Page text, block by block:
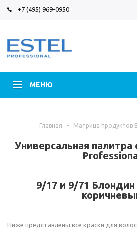
+7 (495) 969-0950
МЕНЮ
Главная - Матрица продуктов
Универсальная палитра
9/17 и 9/71 Блондин
Ниже представлены все краски для